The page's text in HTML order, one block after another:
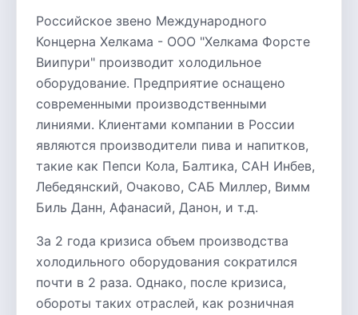
Российское звено Международного
Концерна Хелкама - ООО "Хелкама Форсте
Виипури" производит холодильное
оборудование. Предприятие оснащено
современными производственными
линиями. Клиентами компании в России
являются производители пива и напитков,
такие как Пепси Кола, Балтика, САН Инбев,
Лебедянский, Очаково, САБ Миллер, Вимм
Биль Данн, Афанасий, Данон, и т.д.
За 2 года кризиса объем производства
холодильного оборудования сократился
почти в 2 раза. Однако, после кризиса,
обороты таких отраслей, как розничная